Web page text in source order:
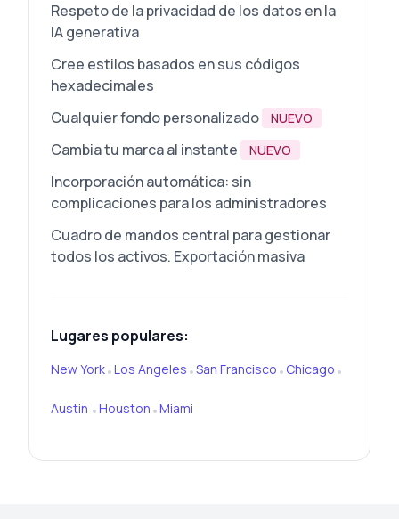
Respeto de la privacidad de los datos en la
IA generativa
Cree estilos basados en sus códigos
hexadecimales
Cualquier fondo personalizado
NUEVO
Cambia tu marca al instante NUEVO
Incorporación automática: sin
complicaciones para los administradores
Cuadro de mandos central para gestionar
todos los activos. Exportación masiva
Lugares populares:
New York•Los Angeles •San Francisco • Chicago •
Austin •Houston •Miami